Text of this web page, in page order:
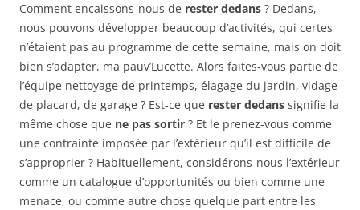
Comment encaissons-nous de rester dedans ? Dedans,
nous pouvons développer beaucoup d’activités, qui certes
n’étaient pas au programme de cette semaine, mais on doit
bien s’adapter, ma pauv’Lucette. Alors faites-vous partie de
l’équipe nettoyage de printemps, élagage du jardin, vidage
de placard, de garage ? Est-ce que rester dedans signifie la
même chose que ne pas sortir ? Et le prenez-vous comme
une contrainte imposée par l’extérieur qu’il est difficile de
s’approprier ? Habituellement, considérons-nous l’extérieur
comme un catalogue d’opportunités ou bien comme une
menace, ou comme autre chose quelque part entre les